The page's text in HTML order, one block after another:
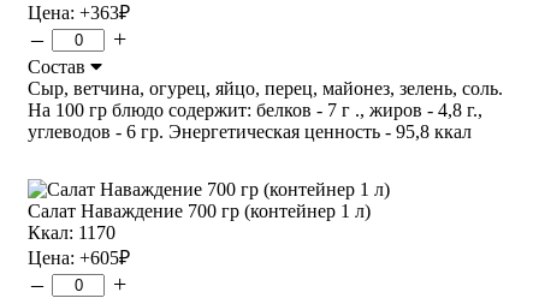
Цена: +363₽
– +
Состав
Сыр, ветчина, огурец, яйцо, перец, майонез, зелень, соль.
На 100 гр блюдо содержит: белков - 7 г ., жиров - 4,8 г.,
углеводов - 6 гр. Энергетическая ценность - 95,8 ккал
Салат Наваждение 700 гр (контейнер 1 л)
Ккал: 1170
Цена: +605₽
– +